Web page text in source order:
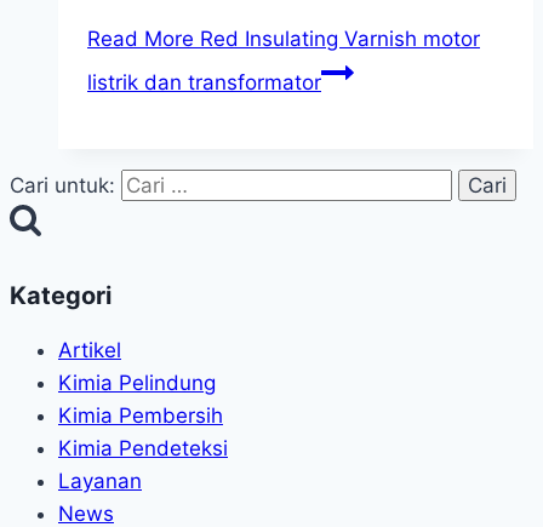
Read More Red Insulating Varnish motor
listrik dan transformator
Cari untuk:
Kategori
Artikel
Kimia Pelindung
Kimia Pembersih
Kimia Pendeteksi
Layanan
News